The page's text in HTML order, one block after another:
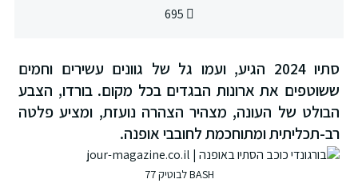
סתיו 2024 הגיע, ועמו גל של גוונים עשירים וחמים
ששוטפים את ארונות הבגדים בכל מקום. בורדו, הצבע
הבולט של העונה, מצהיר הצהרה נועזת, ומציע פלטה
רב-תכליתית ומתוחכמת לחובבי אופנה.
BASH לבוטיק 77